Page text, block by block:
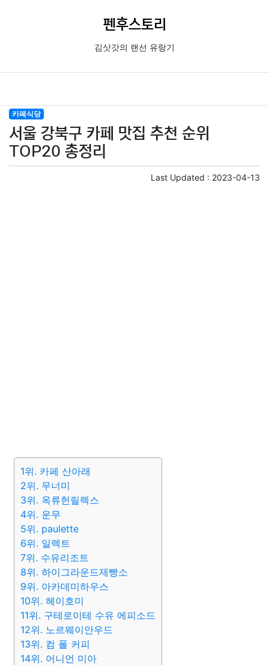
펜후스토리
김삿갓의 랜선 유랑기
카페식당
서울 강북구 카페 맛집 추천 순위
TOP20 총정리
Last Updated : 2023-04-13
1위. 카페 산아래
2위. 무너미
3위. 옥류헌릴렉스
4위. 운무
5위. paulette
6위. 일렉트
7위. 수유리조트
8위. 하이그라운드제빵소
9위. 아카데미하우스
10위. 헤이호미
11위. 구테로이테 수유 에피소드
12위. 노르웨이안우드
13위. 컴 폴 커피
14위. 어니언 미아